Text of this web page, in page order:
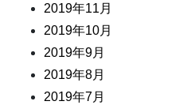
2019年11月
2019年10月
2019年9月
2019年8月
2019年7月